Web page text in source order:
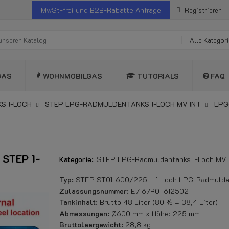
MwSt-frei und B2B-Rabatte Anfrage Registrieren
Alle
WOHNMOBILGAS TUTORIALS FAQ
1-LOCH STEP LPG-RADMULDENTANKS 1-LOCH MV INT
1- Kategorie: STEP LPG-Radmuldentanks 1-Loch MV
Typ: STEP ST01-600/225 – 1-Loch LPG-
Zulassungsnummer: E7 67R01 612502
Tankinhalt: Brutto 48 Liter (80 % = 38,4 Liter)
Abmessungen: Ø600 mm x Höhe: 225 mm
Bruttoleergewicht: 28,8 kg